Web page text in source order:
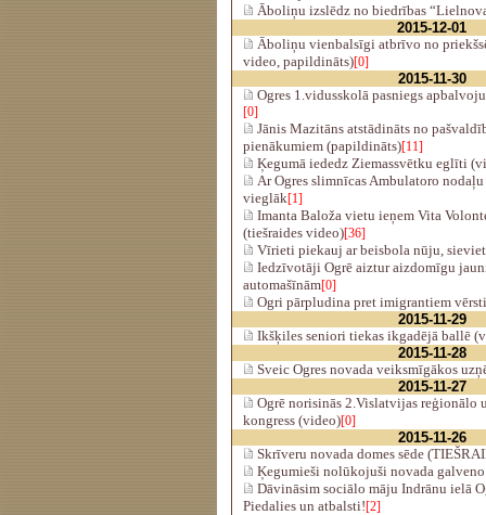
Āboliņu izslēdz no biedrības
2015-12-01
Āboliņu vienbalsīgi atbrīvo no
video, papildināts)[0]
2015-11-30
Ogres 1.vidusskolā pasniegs
[0]
Jānis Mazitāns atstādināts no
pienākumiem (papildināts)[11]
Ķegumā iededz Ziemassvētku eglīti
Ar Ogres slimnīcas Ambulatoro
vieglāk[1]
Imanta Baloža vietu ieņem Vita
(tiešraides video)[36]
Vīrieti piekauj ar beisbola nūju,
Iedzīvotāji Ogrē aiztur aizdomīgu
automašīnām[0]
Ogri pārpludina pret imigrantiem
2015-11-29
Ikšķiles seniori tiekas ikgadējā ballē
2015-11-28
Sveic Ogres novada veiksmīgākos
2015-11-27
Ogrē norisinās 2.Vislatvijas reģionālo
kongress (video)[0]
2015-11-26
Skrīveru novada domes sēde
Ķegumieši nolūkojuši novada
Dāvināsim sociālo māju Indrānu ielā
Piedalies un atbalsti![2]